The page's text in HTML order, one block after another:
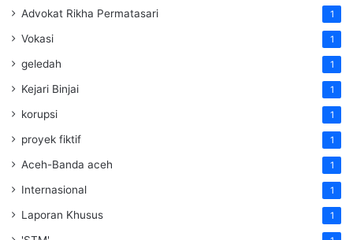
Advokat Rikha Permatasari 1
Vokasi 1
geledah 1
Kejari Binjai 1
korupsi 1
proyek fiktif 1
Aceh-Banda aceh 1
Internasional 1
Laporan Khusus 1